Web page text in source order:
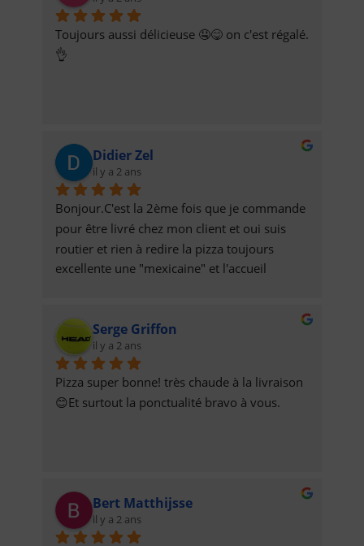
Toujours aussi délicieuse 🤤😋 on c'est régalé.
👌
Didier Zel
il y a 2 ans
Bonjour.C'est la 2ème fois que je commande
pour être livré chez mon client et oui suis
routier et rien à redire la pizza toujours
excellente une "mexicaine" et l'accueil
je vous "invite" à passer commande. A la
prochaine fois sans problèmes.Cordialement
le chauffeur 🙂😉
Serge Griffon
il y a 2 ans
Pizza super bonne! très chaude à la livraison
😊Et surtout la ponctualité bravo à vous.
Bert Matthijsse
il y a 2 ans